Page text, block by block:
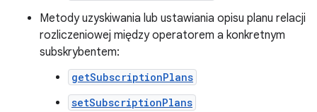
Metody uzyskiwania lub ustawiania opisu planu relacji
rozliczeniowej między operatorem a konkretnym
subskrybentem:
getSubscriptionPlans
setSubscriptionPlans